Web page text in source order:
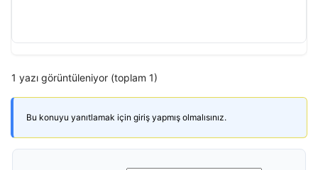
1 yazı görüntüleniyor (toplam 1)
Bu konuyu yanıtlamak için giriş yapmış olmalısınız.